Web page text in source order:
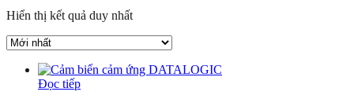
Hiển thị kết quả duy nhất
Đọc tiếp